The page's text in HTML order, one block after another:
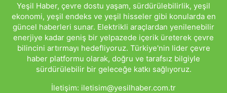
Yeşil Haber, çevre dostu yaşam, sürdürülebilirlik, yeşil
ekonomi, yeşil endeks ve yeşil hisseler gibi konularda en
güncel haberleri sunar. Elektrikli araçlardan yenilenebilir
enerjiye kadar geniş bir yelpazede içerik üreterek çevre
bilincini artırmayı hedefliyoruz. Türkiye'nin lider çevre
haber platformu olarak, doğru ve tarafsız bilgiyle
sürdürülebilir bir geleceğe katkı sağlıyoruz.
İletişim: iletisim@yesilhaber.com.tr